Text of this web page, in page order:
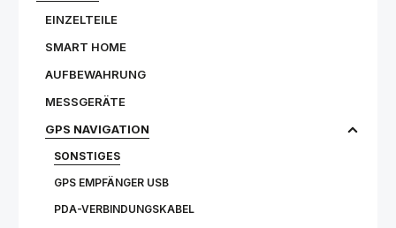
EINZELTEILE
SMART HOME
AUFBEWAHRUNG
MESSGERÄTE
GPS NAVIGATION
SONSTIGES
GPS EMPFÄNGER USB
PDA-VERBINDUNGSKABEL